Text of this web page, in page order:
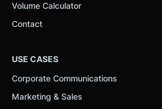
Volume Calculator
Contact
USE CASES
Corporate Communications
Marketing & Sales